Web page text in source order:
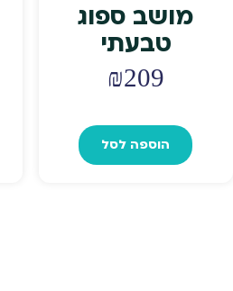
מושב ספוג
טבעתי
₪209
הוספה לסל